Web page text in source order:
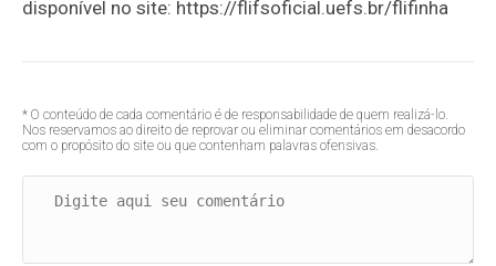
disponível no site: https://flifsoficial.uefs.br/flifinha
* O conteúdo de cada comentário é de responsabilidade de quem realizá-lo.
Nos reservamos ao direito de reprovar ou eliminar comentários em desacordo
com o propósito do site ou que contenham palavras ofensivas.